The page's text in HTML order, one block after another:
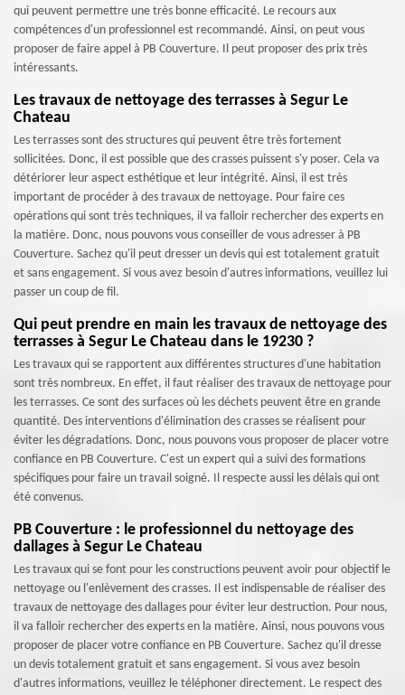
qui peuvent permettre une très bonne efficacité. Le recours aux
compétences d'un professionnel est recommandé. Ainsi, on peut vous
proposer de faire appel à PB Couverture. Il peut proposer des prix très
intéressants.
Les travaux de nettoyage des terrasses à Segur Le
Chateau
Les terrasses sont des structures qui peuvent être très fortement
sollicitées. Donc, il est possible que des crasses puissent s'y poser. Cela va
détériorer leur aspect esthétique et leur intégrité. Ainsi, il est très
important de procéder à des travaux de nettoyage. Pour faire ces
opérations qui sont très techniques, il va falloir rechercher des experts en
la matière. Donc, nous pouvons vous conseiller de vous adresser à PB
Couverture. Sachez qu'il peut dresser un devis qui est totalement gratuit
et sans engagement. Si vous avez besoin d'autres informations, veuillez lui
passer un coup de fil.
Qui peut prendre en main les travaux de nettoyage des
terrasses à Segur Le Chateau dans le 19230 ?
Les travaux qui se rapportent aux différentes structures d'une habitation
sont très nombreux. En effet, il faut réaliser des travaux de nettoyage pour
les terrasses. Ce sont des surfaces où les déchets peuvent être en grande
quantité. Des interventions d'élimination des crasses se réalisent pour
éviter les dégradations. Donc, nous pouvons vous proposer de placer votre
confiance en PB Couverture. C'est un expert qui a suivi des formations
spécifiques pour faire un travail soigné. Il respecte aussi les délais qui ont
été convenus.
PB Couverture : le professionnel du nettoyage des
dallages à Segur Le Chateau
Les travaux qui se font pour les constructions peuvent avoir pour objectif le
nettoyage ou l'enlèvement des crasses. Il est indispensable de réaliser des
travaux de nettoyage des dallages pour éviter leur destruction. Pour nous,
il va falloir rechercher des experts en la matière. Ainsi, nous pouvons vous
proposer de placer votre confiance en PB Couverture. Sachez qu'il dresse
un devis totalement gratuit et sans engagement. Si vous avez besoin
d'autres informations, veuillez le téléphoner directement. Le respect des